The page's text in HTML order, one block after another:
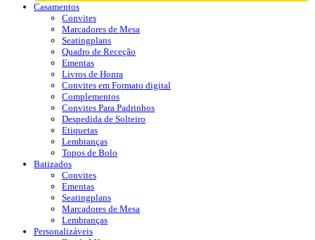
Casamentos
Convites
Marcadores de Mesa
Seatingplans
Quadro de Receção
Ementas
Livros de Honra
Convites em Formato digital
Complementos
Convites Para Padrinhos
Despedida de Solteiro
Etiquetas
Lembranças
Topos de Bolo
Batizados
Convites
Ementas
Seatingplans
Marcadores de Mesa
Lembranças
Personalizáveis